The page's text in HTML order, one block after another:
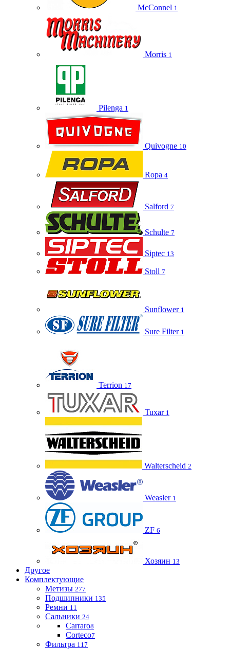
McConnel 1
Morris 1
Pilenga 1
Quivogne 10
Ropa 4
Salford 7
Schulte 7
Siptec 13
Stoll 7
Sunflower 1
Sure Filter 1
Terrion 17
Tuxar 1
Walterscheid 2
Weasler 1
ZF 6
Хозяин 13
Другое
Комплектующие
Метизы 277
Подшипники 135
Ремни 11
Сальники 24
Carraro8
Corteco7
Фильтра 117